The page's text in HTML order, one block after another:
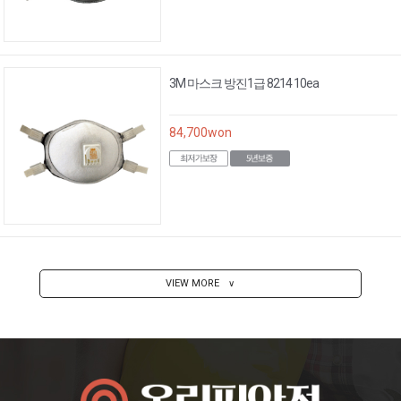
3M 마스크 방진1급 8214 10ea
84,700won
VIEW MORE ∨